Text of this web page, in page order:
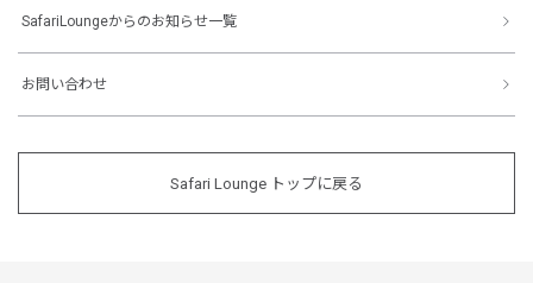
SafariLoungeからのお知らせ一覧
お問い合わせ
Safari Lounge トップに戻る